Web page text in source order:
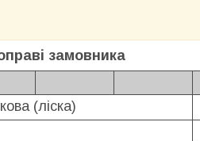
замовника
(ліска)